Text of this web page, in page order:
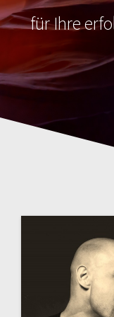
für Ihre